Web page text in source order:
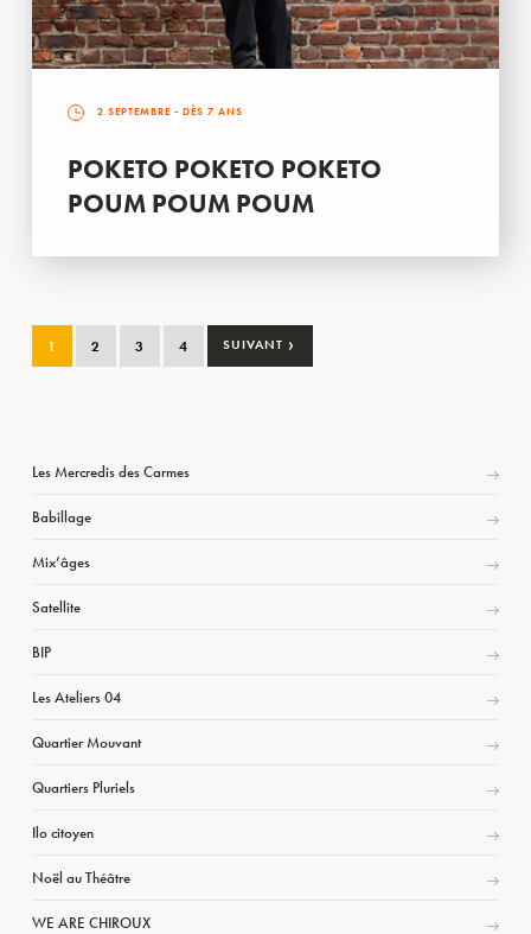
2 SEPTEMBRE - DÈS 7 ANS
POKETO POKETO POKETO
POUM POUM POUM
1 2 3 4 SUIVANT ›
Les Mercredis des Carmes
Babillage
Mix’âges
Satellite
BIP
Les Ateliers 04
Quartier Mouvant
Quartiers Pluriels
Ilo citoyen
Noël au Théâtre
WE ARE CHIROUX